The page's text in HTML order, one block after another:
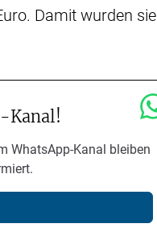
Damit wurden sie
Kanal!
WhatsApp-Kanal bleiben